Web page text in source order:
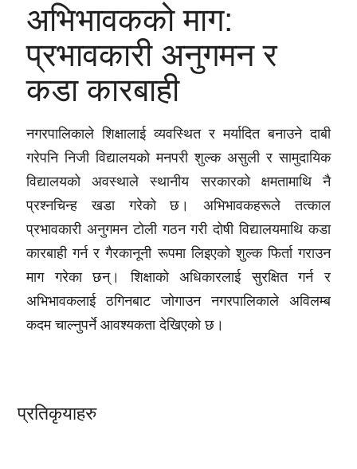
अभिभावकको माग:
प्रभावकारी अनुगमन र
कडा कारबाही
नगरपालिकाले शिक्षालाई व्यवस्थित र मर्यादित बनाउने दाबी
गरेपनि निजी विद्यालयको मनपरी शुल्क असुली र सामुदायिक
विद्यालयको अवस्थाले स्थानीय सरकारको क्षमतामाथि नै
प्रश्नचिन्ह खडा गरेको छ। अभिभावकहरूले तत्काल
प्रभावकारी अनुगमन टोली गठन गरी दोषी विद्यालयमाथि कडा
कारबाही गर्न र गैरकानूनी रूपमा लिइएको शुल्क फिर्ता गराउन
माग गरेका छन्। शिक्षाको अधिकारलाई सुरक्षित गर्न र
अभिभावकलाई ठगिनबाट जोगाउन नगरपालिकाले अविलम्ब
कदम चाल्नुपर्ने आवश्यकता देखिएको छ।
प्रतिकृयाहरु